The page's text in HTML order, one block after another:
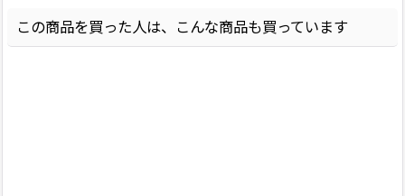
この商品を買った人は、こんな商品も買っています